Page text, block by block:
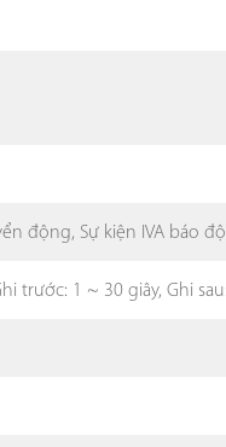
động, Sự kiện IVA báo
trước: 1 ~ 30 giây, Ghi